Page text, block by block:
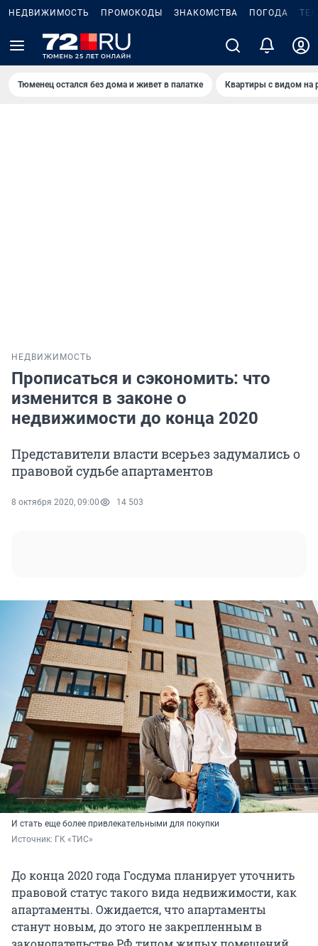
НЕДВИЖИМОСТЬ ПРОМОКОДЫ ЗНАКОМСТВА ПОГОДА
Тюменец остался без дома и живет в палатке Квартиры с видом на
НЕДВИЖИМОСТЬ
Прописаться и сэкономить: что
изменится в законе о
недвижимости до конца 2020
Представители власти всерьез задумались о
правовой судьбе апартаментов
8 октября 2020, 09:00 14 503
И стать еще более привлекательными для покупки
Источник: ГК «ТИС»
До конца 2020 года Госдума планирует уточнить
правовой статус такого вида недвижимости, как
апартаменты. Ожидается, что апартаменты
станут новым, до этого не закрепленным в